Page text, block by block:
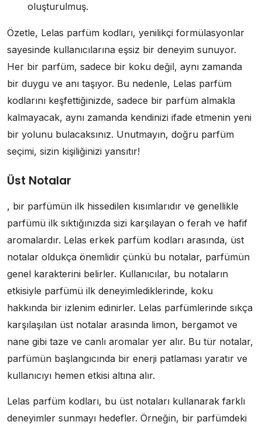
oluşturulmuş.
Özetle, Lelas parfüm kodları, yenilikçi formülasyonlar
sayesinde kullanıcılarına eşsiz bir deneyim sunuyor.
Her bir parfüm, sadece bir koku değil, aynı zamanda
bir duygu ve anı taşıyor. Bu nedenle, Lelas parfüm
kodlarını keşfettiğinizde, sadece bir parfüm almakla
kalmayacak, aynı zamanda kendinizi ifade etmenin yeni
bir yolunu bulacaksınız. Unutmayın, doğru parfüm
seçimi, sizin kişiliğinizi yansıtır!
Üst Notalar
, bir parfümün ilk hissedilen kısımlarıdır ve genellikle
parfümü ilk sıktığınızda sizi karşılayan o ferah ve hafif
aromalardır. Lelas erkek parfüm kodları arasında, üst
notalar oldukça önemlidir çünkü bu notalar, parfümün
genel karakterini belirler. Kullanıcılar, bu notaların
etkisiyle parfümü ilk deneyimlediklerinde, koku
hakkında bir izlenim edinirler. Lelas parfümlerinde sıkça
karşılaşılan üst notalar arasında limon, bergamot ve
nane gibi taze ve canlı aromalar yer alır. Bu tür notalar,
parfümün başlangıcında bir enerji patlaması yaratır ve
kullanıcıyı hemen etkisi altına alır.
Lelas parfüm kodları, bu üst notaları kullanarak farklı
deneyimler sunmayı hedefler. Örneğin, bir parfümdeki